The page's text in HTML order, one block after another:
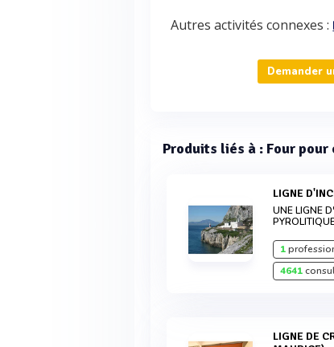
Autres activités connexes :
Demander
Produits liés à : Four
LIGNE
UNE LIGNE
1
4641
LIGNE DE CRÉMATION MODÈLE CR1000 (ILE